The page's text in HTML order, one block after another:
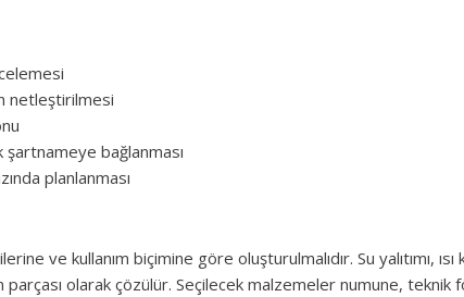
netleştirilmesi
şartnameye bağlanması
planlanması
ve kullanım biçimine göre oluşturulmalıdır. Su yalıtımı,
parçası olarak çözülür. Seçilecek malzemeler numune,